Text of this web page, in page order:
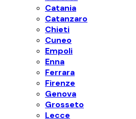
Catania
Catanzaro
Chieti
Cuneo
Empoli
Enna
Ferrara
Firenze
Genova
Grosseto
Lecce